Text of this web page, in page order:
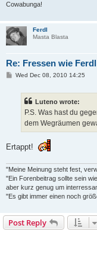
Cowabunga!
Ferdl
Masta Blasta
Re: Fressen wie
PWed Dec 08, 2010 14:25
Luteno wrote:
P.S. Was hast du
dem Wegräumen
Ertappt!
"Meine Meinung steht fest,
"Ein Forenbeitrag sollte sein
aber kurz genug um
"Es gibt immer einen noch
Post Reply